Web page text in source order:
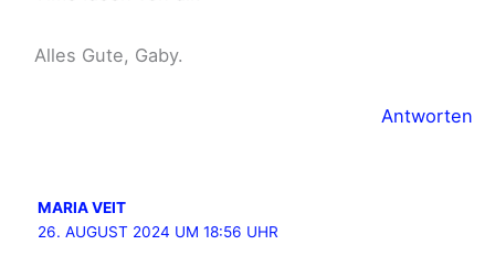
Alles Gute, Gaby.
Antworten
MARIA VEIT
26. AUGUST 2024 UM 18:56 UHR